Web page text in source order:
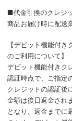
■代金引換のクレジ
商品お届け時に配送
【デビット機能付き
のご利用について】
デビット機能付きク
認証時点で、ご指定
クレジットの認証後
金額は後日返金され
となり、返金までに